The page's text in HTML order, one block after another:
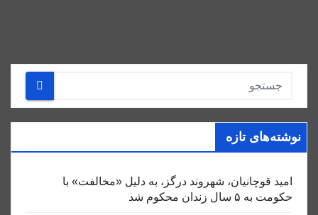
نوشته‌های تازه
امید قوچانیان، شهروند درگز، به دلیل «مخالفت» با
حکومت به ۵ سال زندان محکوم شد